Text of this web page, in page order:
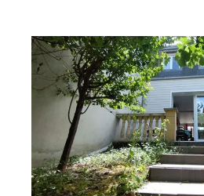
FONTENAY SOUS BOIS 94
53 m2, 4 pièces
Ref : 10066
Maison à vendre
469 000 €
Visiter le site dédié